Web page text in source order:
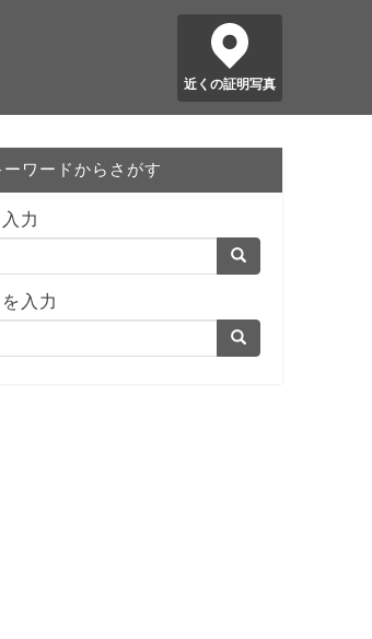
近くの証明写真
ーワードからさがす
力
入力